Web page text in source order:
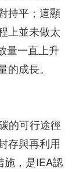
持平；這顯
上並未做太
量一直上升
成長。
的可行途徑
存與再利用
施，是IEA認